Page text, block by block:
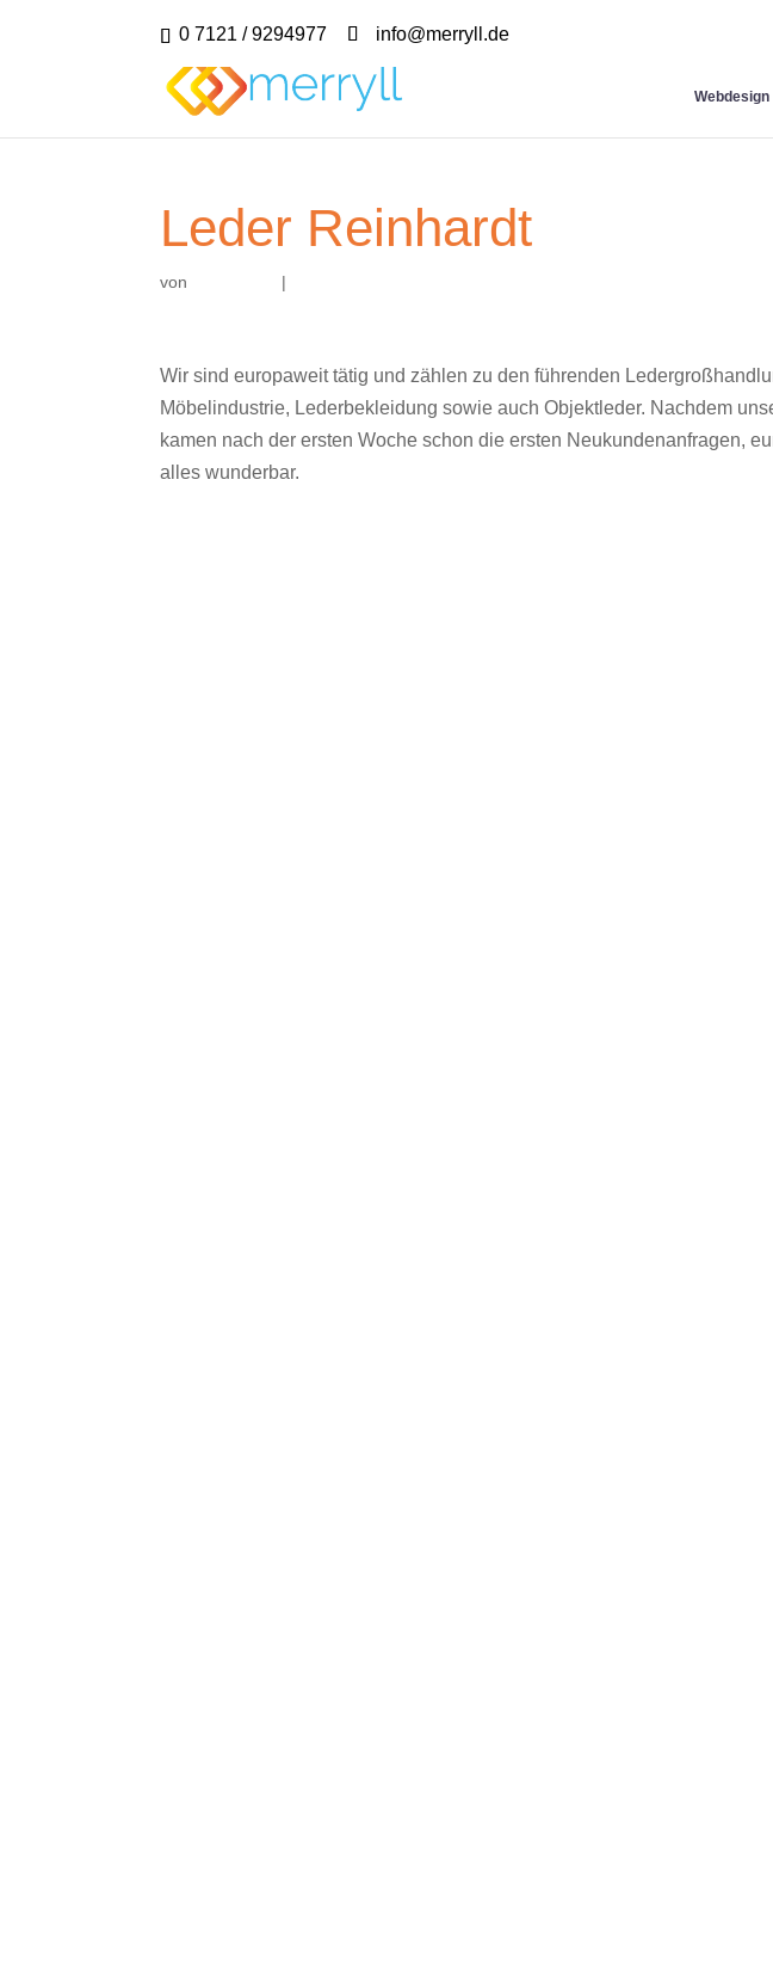
0 7121 / 9294977 info@merryll.de
Webdesign
Leder Reinhardt
von |
Wir sind europaweit tätig und zählen zu den führenden
Möbelindustrie, Lederbekleidung sowie auch Objektleder. Nachdem
kamen nach der ersten Woche schon die ersten Neukundenanfragen,
alles wunderbar.